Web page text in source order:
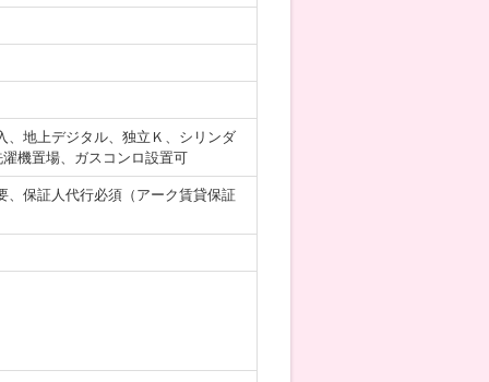
、地上デジタル、独立Ｋ、シリンダ
機置場、ガスコンロ設置可
、保証人代行必須（アーク賃貸保証